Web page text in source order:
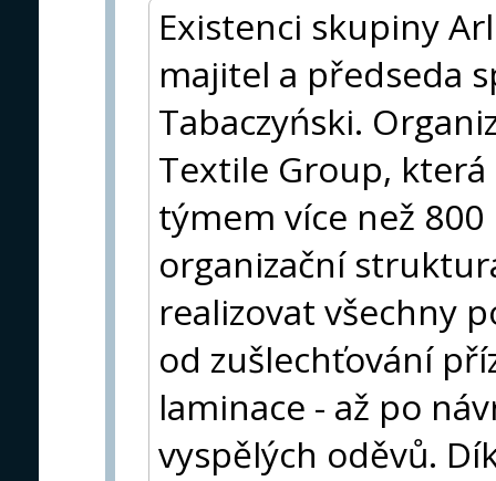
Existenci skupiny
majitel a předseda
Tabaczyński.
Textile Group,
týmem více než
organizační
realizovat všechny
od zušlechťování
laminace - až po
vyspělých oděvů.